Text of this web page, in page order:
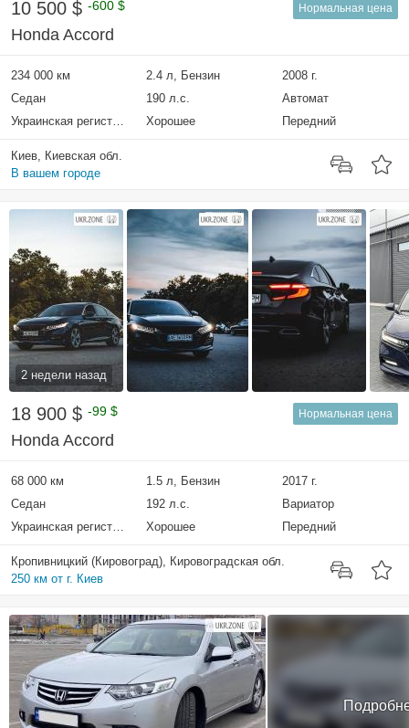
10 500 $ -600 $ Нормальная цена
Honda Accord
234 000 км 2.4 л, Бензин
2008 г.
Седан
190 л.с.
Автомат
Украинская регистрация
Хорошее Передний
Киев, Киевская обл.
В вашем городе
2 недели назад
18 900 $ -99 $ Нормальная цена
Honda Accord
68 000 км 1.5 л, Бензин
2017 г.
Седан
192 л.с.
Вариатор
Украинская регистрация
Хорошее Передний
Кропивницкий (Кировоград), Кировоградская обл.
250 км от г. Киев